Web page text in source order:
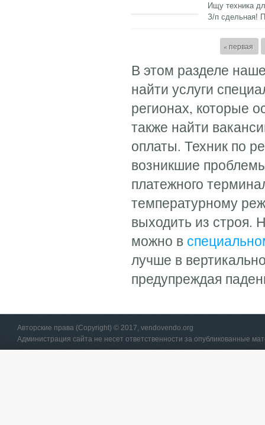
Ищу техника
З/п сдельная!
« первая
В этом разделе
найти услуги
регионах, которые
также найти
оплаты. Техник по
возникшие
платежного
температурному
выходить из
можно в
лучше в
предупреждая
Авторские права (Copyright) © 2017, vendovendo.org
Администрация сайта не несет ответственности за опубликованные